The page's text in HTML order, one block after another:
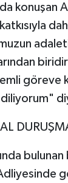
konuşan
göreve
diliyorum"